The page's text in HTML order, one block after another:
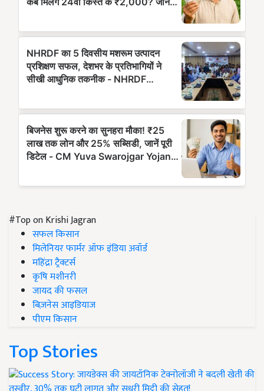
#Top on Krishi Jagran
सफल किसान
मिलेनियर फार्मर ऑफ इंडिया अवॉर्ड
महिंद्रा ट्रैक्टर्स
कृषि मशीनरी
जायद की फसल
बिज़नेस आइडियाज
पीएम किसान
Top Stories